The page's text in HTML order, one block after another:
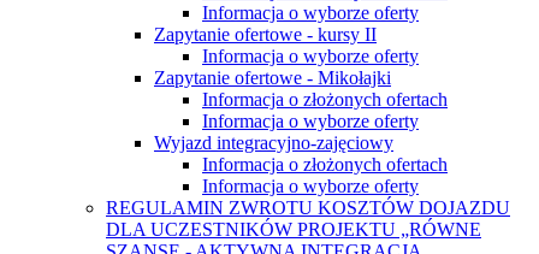
Informacja o wyborze oferty
Zapytanie ofertowe - kursy II
Informacja o wyborze oferty
Zapytanie ofertowe - Mikołajki
Informacja o złożonych ofertach
Informacja o wyborze oferty
Wyjazd integracyjno-zajęciowy
Informacja o złożonych ofertach
Informacja o wyborze oferty
REGULAMIN ZWROTU KOSZTÓW DOJAZDU
DLA UCZESTNIKÓW PROJEKTU „RÓWNE